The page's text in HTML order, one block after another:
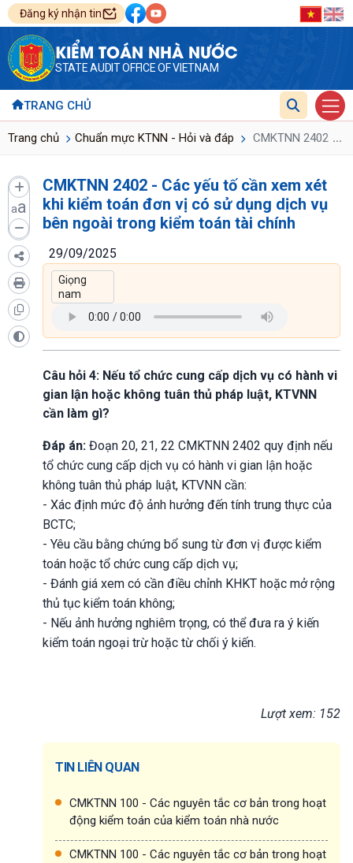
Đăng ký nhận tin
KIỂM TOÁN NHÀ NƯỚC
STATE AUDIT OFFICE OF VIETNAM
TRANG CHỦ
Trang chủ Chuẩn mực KTNN - Hỏi và đáp CMKTNN 2402 -
...
aa
CMKTNN 2402 - Các yếu tố cần xem xét
khi kiểm toán đơn vị có sử dụng dịch vụ
bên ngoài trong kiểm toán tài chính
29/09/2025
Câu hỏi 4: Nếu tổ chức cung cấp dịch vụ có hành vi
gian lận hoặc không tuân thủ pháp luật, KTVNN
cần làm gì?
Đáp án: Đoạn 20, 21, 22 CMKTNN 2402 quy định nếu
tổ chức cung cấp dịch vụ có hành vi gian lận hoặc
không tuân thủ pháp luật, KTVNN cần:
- Xác định mức độ ảnh hưởng đến tính trung thực của
BCTC;
- Yêu cầu bằng chứng bổ sung từ đơn vị được kiểm
toán hoặc tổ chức cung cấp dịch vụ;
- Đánh giá xem có cần điều chỉnh KHKT hoặc mở rộng
thủ tục kiểm toán không;
- Nếu ảnh hưởng nghiêm trọng, có thể đưa ra ý kiến
kiểm toán ngoại trừ hoặc từ chối ý kiến.
Lượt xem: 152
TIN LIÊN QUAN
CMKTNN 100 - Các nguyên tắc cơ bản trong hoạt
động kiểm toán của kiểm toán nhà nước
CMKTNN 100 - Các nguyên tắc cơ bản trong hoạt